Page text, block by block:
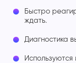
Быстро
ждать.
Диагностика